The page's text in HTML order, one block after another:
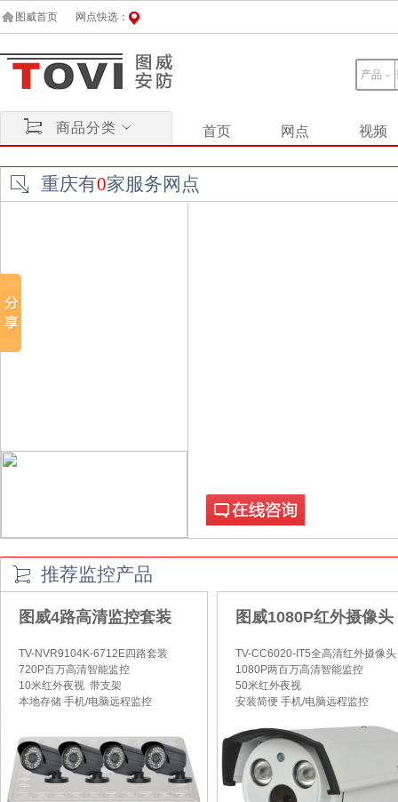
图威首页 网点快选：
产品
商品分类 首页 网点 视频
重庆有0家服务网点
在线咨询
推荐监控产品
图威4路高清监控套装
TV-NVR9104K-6712E四路套装
720P百万高清智能监控
10米红外夜视 带支架
本地存储 手机/电脑远程监控
图威1080P红外摄像头
TV-CC6020-IT5全高清红外摄像头
1080P两百万高清智能监控
50米红外夜视
安装简便 手机/电脑远程监控